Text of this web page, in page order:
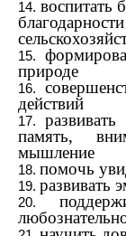
воспитать
природе
действий
память,
мышление
помочь
развивать